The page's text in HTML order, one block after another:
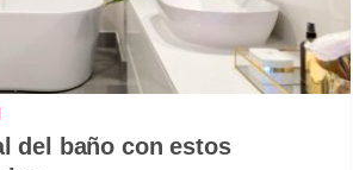
del baño con estos